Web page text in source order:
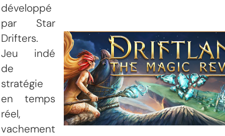
développé
par Star
Drifters.
Jeu indé
de
stratégie
en temps
réel,
vachement